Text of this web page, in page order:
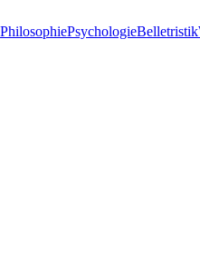
PhilosophiePsychologieBelletristik